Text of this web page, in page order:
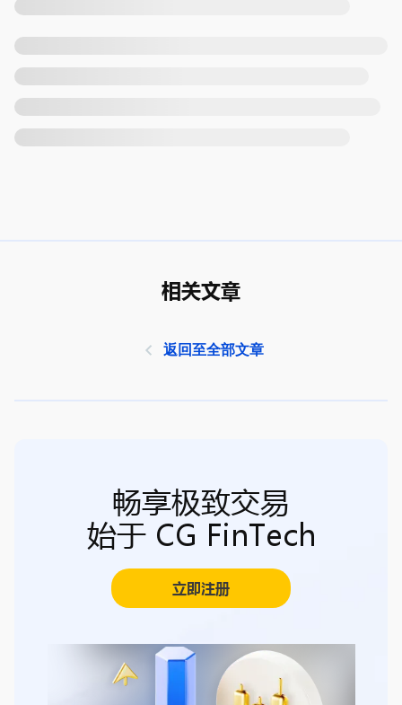
相关文章
返回至全部文章
畅享极致交易
始于 CG FinTech
立即注册